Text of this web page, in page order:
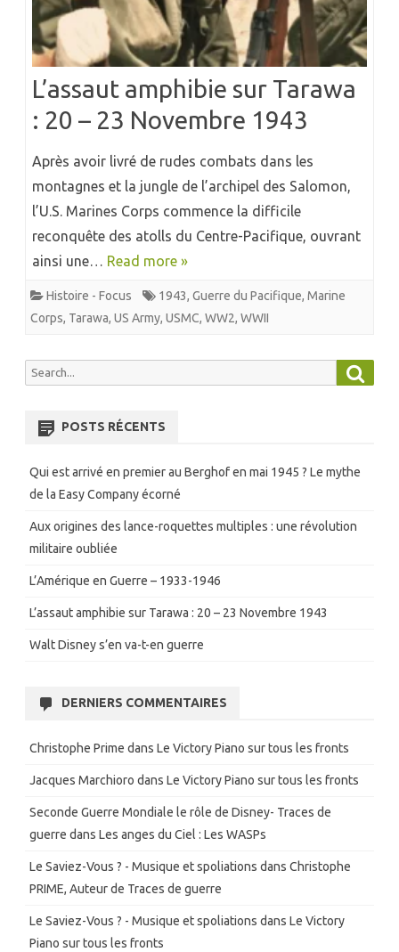
L’assaut amphibie sur Tarawa
: 20 – 23 Novembre 1943
Après avoir livré de rudes combats dans les
montagnes et la jungle de l’archipel des Salomon,
l’U.S. Marines Corps commence la difficile
reconquête des atolls du Centre-Pacifique, ouvrant
ainsi une… Read more »
Histoire - Focus 1943, Guerre du Pacifique, Marine
Corps, Tarawa, US Army, USMC, WW2, WWII
Search
POSTS RÉCENTS
Qui est arrivé en premier au Berghof en mai 1945 ? Le mythe
de la Easy Company écorné
Aux origines des lance-roquettes multiples : une révolution
militaire oubliée
L’Amérique en Guerre – 1933-1946
L’assaut amphibie sur Tarawa : 20 – 23 Novembre 1943
Walt Disney s’en va-t-en guerre
DERNIERS COMMENTAIRES
Christophe Prime dans Le Victory Piano sur tous les fronts
Jacques Marchioro dans Le Victory Piano sur tous les fronts
Seconde Guerre Mondiale le rôle de Disney- Traces de
guerre dans Les anges du Ciel : Les WASPs
Le Saviez-Vous ? - Musique et spoliations dans Christophe
PRIME, Auteur de Traces de guerre
Le Saviez-Vous ? - Musique et spoliations dans Le Victory
Piano sur tous les fronts